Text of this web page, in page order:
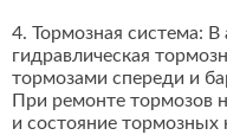
4. Тормозная система: В
гидравлическая
тормозами спереди и
При ремонте тормозов
и состояние тормозных